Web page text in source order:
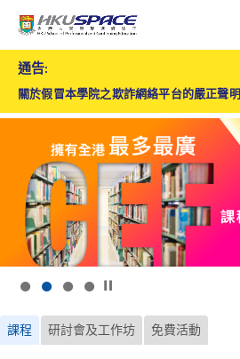
content
Main
content
start
香
港
大
通告:
關於假冒本學院之欺詐網絡平台的嚴正聲明
課程 研討會及工作坊 免費活動